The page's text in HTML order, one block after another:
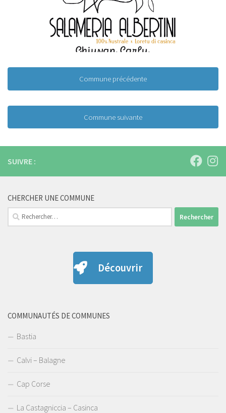
Commune précédente
Commune suivante
SUIVRE :
CHERCHER UNE COMMUNE
Rechercher :
Découvrir
COMMUNAUTÉS DE COMMUNES
Bastia
Calvi – Balagne
Cap Corse
La Castagniccia – Casinca